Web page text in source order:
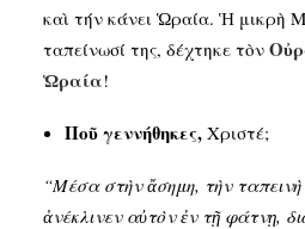
καὶ τήν κάνει Ὡραία. Ἡ μικρὴ
ταπείνωσί της, δέχτηκε τὸν
Ὡραία!
Ποῦ γεννήθηκες, Χριστέ;
“Μέσα στὴν ἄσημη, τὴν
ἀνέκλινεν αὐτὸν ἐν τῇ φάτνῃ,